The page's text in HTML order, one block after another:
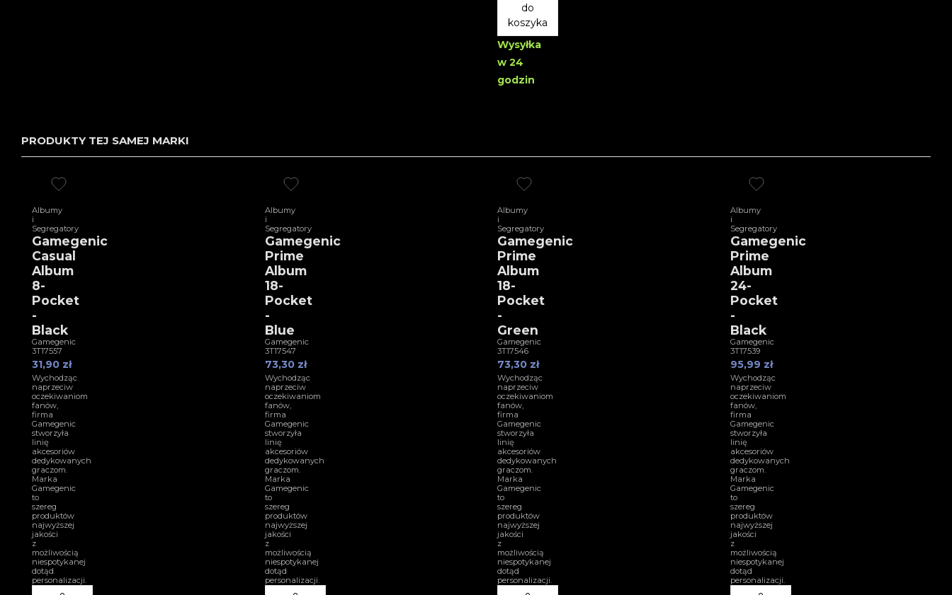
do
koszyka
Wysyłka
w 24
godzin
PRODUKTY TEJ SAMEJ MARKI
Albumy
i
Segregatory
Gamegenic
Casual
Album
8-
Pocket
-
Black
Gamegenic
3T17557
31,90 zł
Wychodząc
naprzeciw
oczekiwaniom
fanów,
firma
Gamegenic
stworzyła
linię
akcesoriów
dedykowanych
graczom.
Marka
Gamegenic
to
szereg
produktów
najwyższej
jakości
z
możliwością
niespotykanej
dotąd
personalizacji.
Albumy
i
Segregatory
Gamegenic
Prime
Album
18-
Pocket
-
Blue
Gamegenic
3T17547
73,30 zł
Wychodząc
naprzeciw
oczekiwaniom
fanów,
firma
Gamegenic
stworzyła
linię
akcesoriów
dedykowanych
graczom.
Marka
Gamegenic
to
szereg
produktów
najwyższej
jakości
z
możliwością
niespotykanej
dotąd
personalizacji.
Albumy
i
Segregatory
Gamegenic
Prime
Album
18-
Pocket
-
Green
Gamegenic
3T17546
73,30 zł
Wychodząc
naprzeciw
oczekiwaniom
fanów,
firma
Gamegenic
stworzyła
linię
akcesoriów
dedykowanych
graczom.
Marka
Gamegenic
to
szereg
produktów
najwyższej
jakości
z
możliwością
niespotykanej
dotąd
personalizacji.
Albumy
i
Segregatory
Gamegenic
Prime
Album
24-
Pocket
-
Black
Gamegenic
3T17539
95,99 zł
Wychodząc
naprzeciw
oczekiwaniom
fanów,
firma
Gamegenic
stworzyła
linię
akcesoriów
dedykowanych
graczom.
Marka
Gamegenic
to
szereg
produktów
najwyższej
jakości
z
możliwością
niespotykanej
dotąd
personalizacji.